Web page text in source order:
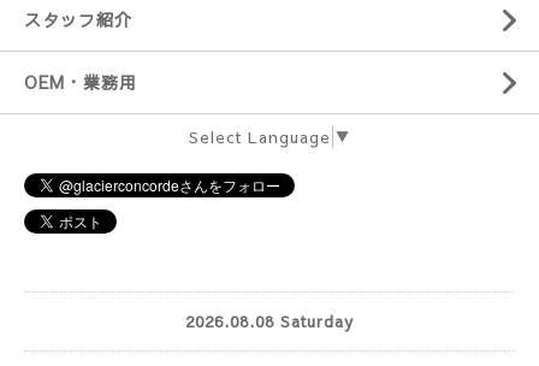
スタッフ紹介
OEM・業務用
Select Language ▼
2026.08.08 Saturday